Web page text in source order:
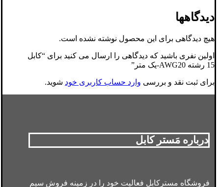
دیدگاهها
هیچ دیدگاهی برای این محصول نوشته نشده است.
اولین نفری باشید که دیدگاهی را ارسال می کنید برای “کابل
15 رشته AWG20-یک متر”
برای ثبت نقد و بررسی وارد حساب کاربری خود شوید.
درباره مَستر کابل
فروشگاه مسترکابل فعالیت خود را در زمینه فروش سیم